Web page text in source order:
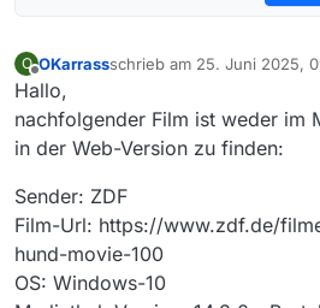
O
Offline
OKarrassschrieb am 25. Juni 2025,
zuletzt editiert von
Hallo,
nachfolgender Film ist weder im
in der Web-Version zu finden:
Sender: ZDF
Film-Url: https://www.zdf.de/
hund-movie-100
OS: Windows-10